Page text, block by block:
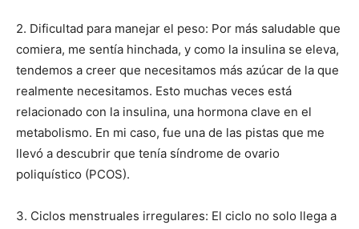
2. Dificultad para manejar el peso: Por más saludable que
comiera, me sentía hinchada, y como la insulina se eleva,
tendemos a creer que necesitamos más azúcar de la que
realmente necesitamos. Esto muchas veces está
relacionado con la insulina, una hormona clave en el
metabolismo. En mi caso, fue una de las pistas que me
llevó a descubrir que tenía síndrome de ovario
poliquístico (PCOS).
3. Ciclos menstruales irregulares: El ciclo no solo llega a